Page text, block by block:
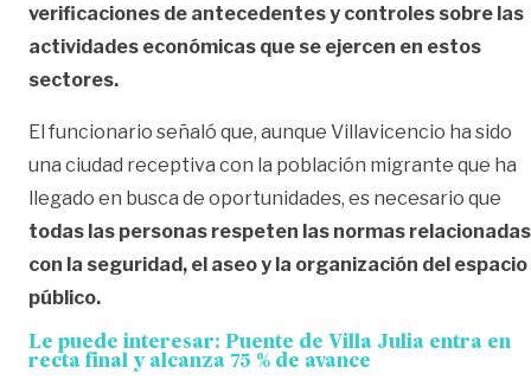
verificaciones de antecedentes y controles sobre las
actividades económicas que se ejercen en estos
sectores.
El funcionario señaló que, aunque Villavicencio ha sido
una ciudad receptiva con la población migrante que ha
llegado en busca de oportunidades, es necesario que
todas las personas respeten las normas relacionadas
con la seguridad, el aseo y la organización del espacio
público.
Le puede interesar: Puente de Villa Julia entra en
recta final y alcanza 75 % de avance